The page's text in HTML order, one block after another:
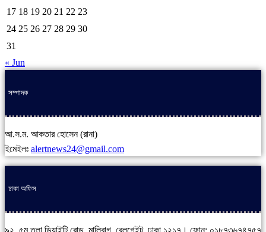
17 18 19 20 21 22 23
24 25 26 27 28 29 30
31
« Jun
সম্পাদক
আ.স.ম. আকতার হোসেন (রানা)
ইমেইলঃ alertnews24@gmail.com
ঢাকা অফিস